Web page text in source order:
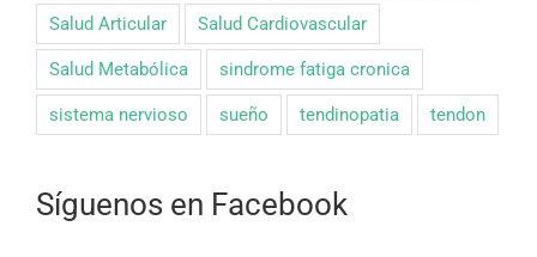
Salud Articular Salud Cardiovascular
Salud Metabólica sindrome fatiga cronica
sistema nervioso sueño tendinopatia tendon
Síguenos en Facebook